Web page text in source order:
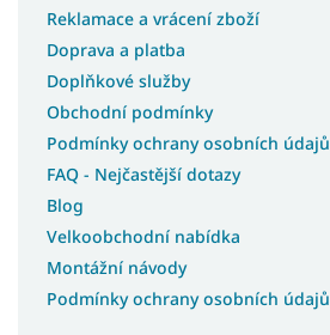
Reklamace a vrácení zboží
Doprava a platba
Doplňkové služby
Obchodní podmínky
Podmínky ochrany osobních údajů
FAQ - Nejčastější dotazy
Blog
Velkoobchodní nabídka
Montážní návody
Podmínky ochrany osobních údajů